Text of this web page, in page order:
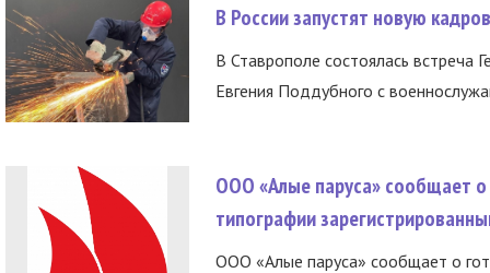
В России запустят новую
В Ставрополе состоялась встреча
Евгения Поддубного с
ООО «Алые паруса» сообщает о
типографии
ООО «Алые паруса» сообщает о